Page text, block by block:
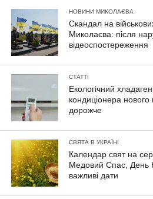
НОВИНИ МИКОЛАЄВА
Скандал на
Миколаєва: після
відеоспостереження
СТАТТІ
Екологічний
кондиціонера нового
дорожче
СВЯТА В УКРАЇНІ
Календар свят на
Медовий Спас, День
важливі дати